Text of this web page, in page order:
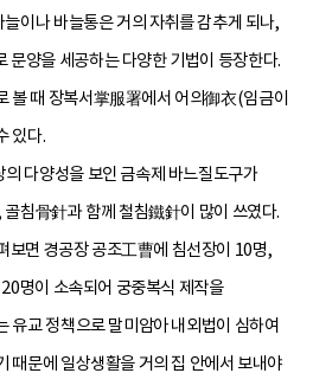
이나 바늘통은 거의 자취를 감추게 되나,
양을 세공하는 다양한 기법이 등장한다.
볼 때 장복서掌服署에서 어의御衣(임금이
있다.
다양성을 보인 금속제 바느질도구가
침骨針과 함께 철침鐵針이 많이 쓰였다.
보면 경공장 공조工曹에 침선장이 10명,
명이 소속되어 궁중복식 제작을
유교 정책으로 말미암아 내외법이 심하여
때문에 일상생활을 거의 집 안에서 보내야